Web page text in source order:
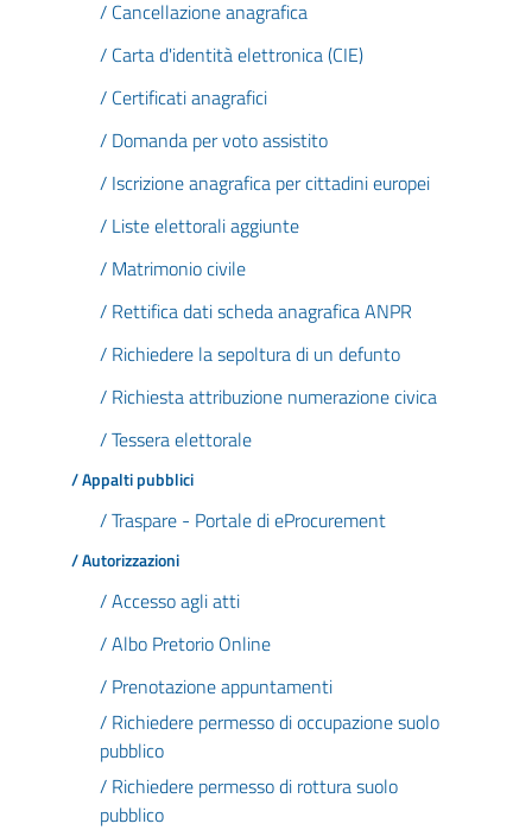
/ Cancellazione anagrafica
/ Carta d'identità elettronica (CIE)
/ Certificati anagrafici
/ Domanda per voto assistito
/ Iscrizione anagrafica per cittadini europei
/ Liste elettorali aggiunte
/ Matrimonio civile
/ Rettifica dati scheda anagrafica ANPR
/ Richiedere la sepoltura di un defunto
/ Richiesta attribuzione numerazione civica
/ Tessera elettorale
/ Appalti pubblici
/ Traspare - Portale di eProcurement
/ Autorizzazioni
/ Accesso agli atti
/ Albo Pretorio Online
/ Prenotazione appuntamenti
/ Richiedere permesso di occupazione suolo
pubblico
/ Richiedere permesso di rottura suolo
pubblico